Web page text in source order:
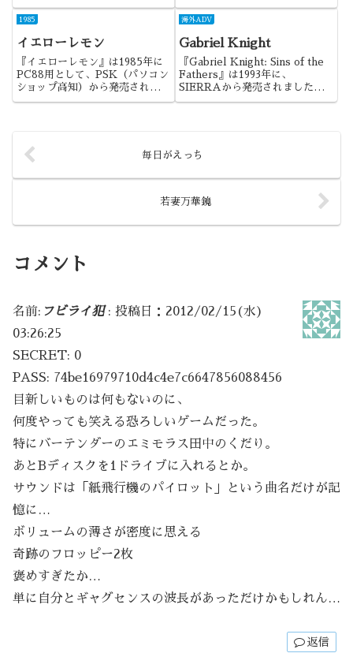
されました。ひと昔前の泣きげー
を彷彿とさせる作品でしたね。
れました。同ブランドを代表する
シリーズの1作目でしたね。
1985
イエローレモン
『イエローレモン』は1985年に
PC88用として、PSK（パソコン
ショップ高知）から発売されまし
た。好感度が画面上に表示された
海外ADV
Gabriel Knight
『Gabriel Knight: Sins of the
Fathers』は1993年に、
SIERRAから発売されました。
傑作として名高いGabriel
毎日がえっち
若妻万華鏡
コメント
名前: フビライ犯: 投稿日：2012/02/15(水)
03:26:25
SECRET: 0
PASS: 74be16979710d4c4e7c6647856088456
目新しいものは何もないのに、
何度やっても笑える恐ろしいゲームだった。
特にバーテンダーのエミモラス田中のくだり。
あとBディスクを1ドライブに入れるとか。
サウンドは「紙飛行機のパイロット」という曲名だけが記
憶に…
ボリュームの薄さが密度に思える
奇跡のフロッピー2枚
褒めすぎたか…
単に自分とギャグセンスの波長があっただけかもしれん…
返信